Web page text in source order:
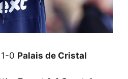
0 Palais de Cristal